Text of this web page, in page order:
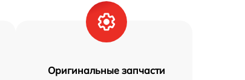
Оригинальные запчасти